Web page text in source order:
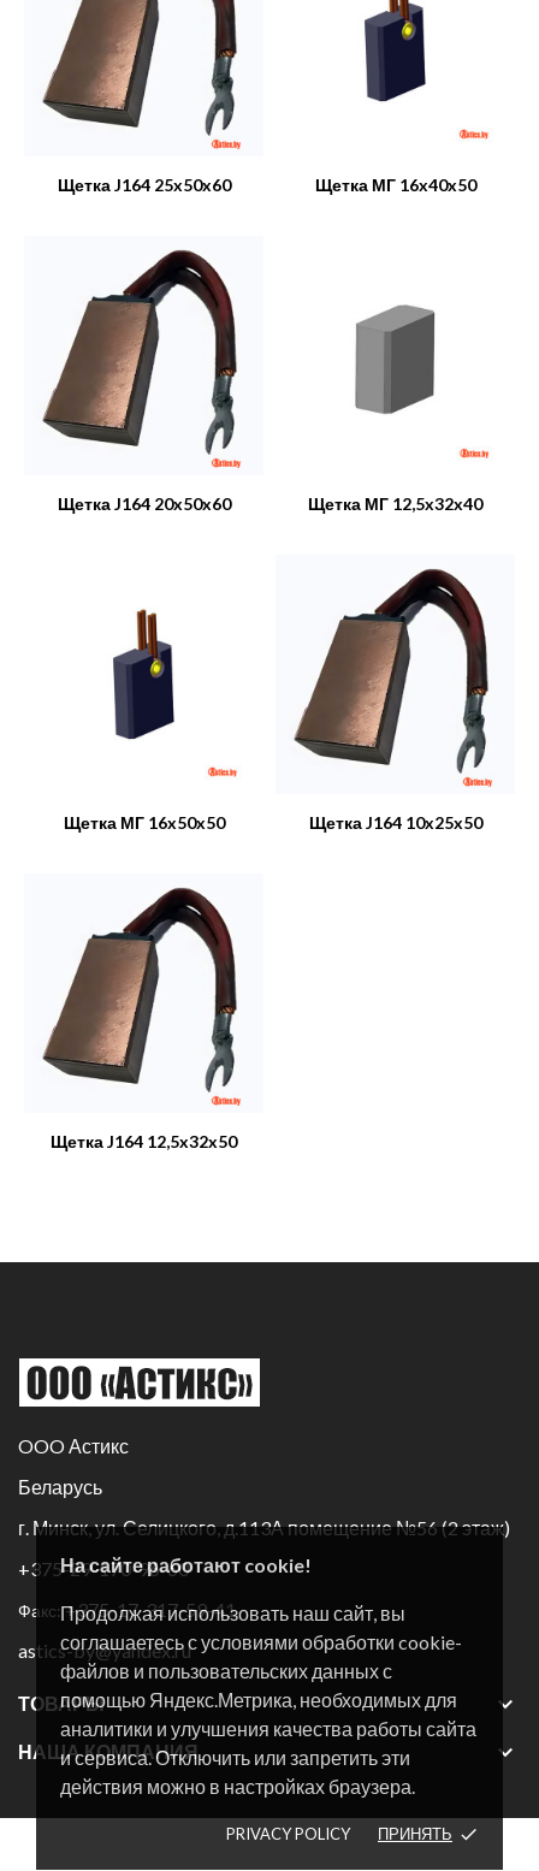
На сайте работают cookie!
Продолжая использовать наш сайт, вы
соглашаетесь с условиями обработки cookie-
файлов и пользовательских данных с
помощью Яндекс.Метрика, необходимых для
аналитики и улучшения качества работы сайта
и сервиса. Отключить или запретить эти
действия можно в настройках браузера.
PRIVACY POLICY ПРИНЯТЬ done
Щетка J164 25x50x60 Щетка МГ 16x40x50
Щетка J164 20x50x60 Щетка МГ 12,5x32x40
Щетка МГ 16x50x50 Щетка J164 10x25x50
Щетка J164 12,5x32x50
OOO Астикс
Беларусь
г. Минск, ул. Селицкого, д.113А помещение №56 (2 этаж)
+375-29-170-96-60
Факс:+375-17-317-59-41
astics-by@yandex.ru
ТОВАРЫ 
НАША КОМПАНИЯ 